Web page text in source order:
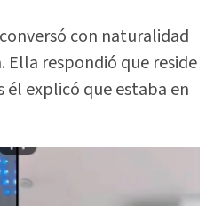
con naturalidad
respondió que reside
él explicó que estaba en